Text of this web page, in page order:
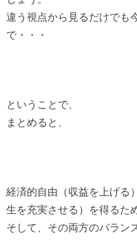
違う視点から見るだけでも
で・・・
ということで、
まとめると、
経済的自由（収益を上げる
生を充実させる）を得るた
そして、その両方のバラン